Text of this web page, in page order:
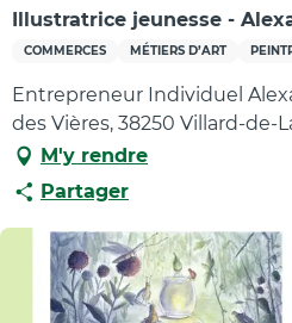
Illustratrice jeunesse -
COMMERCES MÉTIERS D’ART
Entrepreneur Individuel
des Vières, 38250 Villard-de-
M'y rendre
Partager